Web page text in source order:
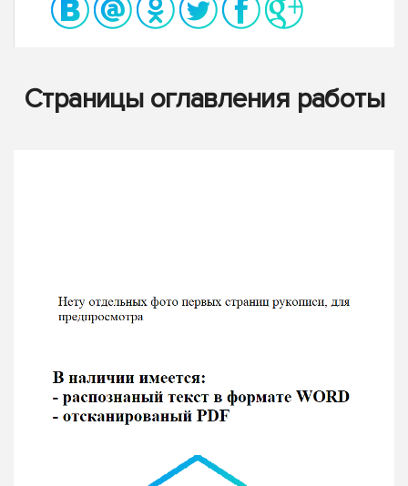
Страницы оглавления работы